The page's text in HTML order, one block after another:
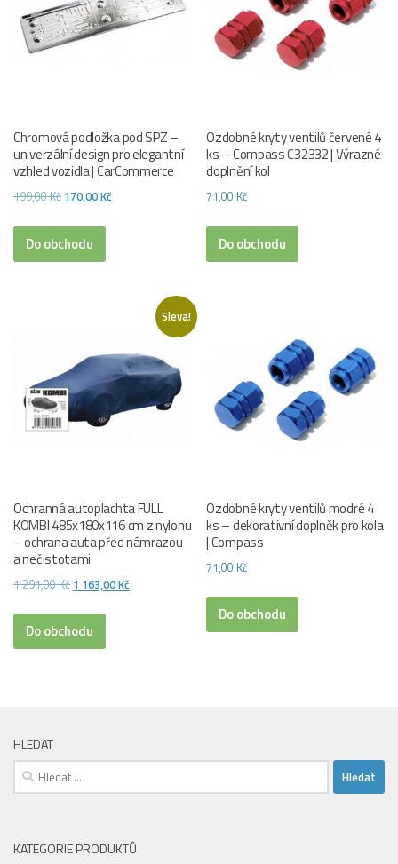
Chromová podložka pod SPZ –
univerzální design pro elegantní
vzhled vozidla | CarCommerce
199,00Kč Původní
byla:
199,00 Kč.
170,00KčAktuální
Do obchodu
Ozdobné kryty ventilů červené 4
ks – Compass C32332 | Výrazné
doplnění kol
71,00 Kč
Do obchodu
Sleva!
Ochranná autoplachta FULL
KOMBI 485x180x116 cm z nylonu
– ochrana auta před námrazou
a nečistotami
1 291,00Kč Původní
byla:
1
1 163,00KčAktuální
Do obchodu
Ozdobné kryty ventilů modré 4
ks – dekorativní doplněk pro kola
| Compass
71,00 Kč
Do obchodu
HLEDAT
Vyhledávání
KATEGORIE PRODUKTŮ